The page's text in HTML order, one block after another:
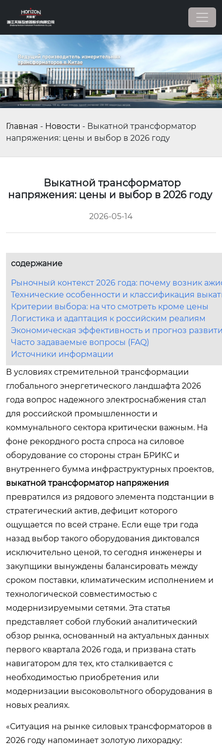
Главная - Новости - Выкатной трансформатор
напряжения: цены и выбор в 2026 году
Выкатной трансформатор
напряжения: цены и выбор в 2026 году
2026-05-14
содержание
Рыночный контекст 2026 года: почему возник
Технические особенности и классификация
Критерии выбора: на что смотреть кроме цены
Логистика и адаптация к российским реалиям
Экономическая эффективность и прогноз
Часто задаваемые вопросы (FAQ)
Источники информации
В условиях стремительной трансформации
глобального энергетического ландшафта 2026
года вопрос надежного электроснабжения стал
для российской промышленности и
коммунального сектора критически важным. На
фоне рекордного роста спроса на силовое
оборудование со стороны стран БРИКС и
внутреннего бумма инфраструктурных проектов,
выкатной трансформатор напряжения
превратился из рядового элемента подстанции в
стратегический актив, дефицит которого
ощущается по всей стране. Если еще три года
назад выбор такого оборудования диктовался
исключительно ценой, то сегодня инженеры и
закупщики вынуждены балансировать между
сроком поставки, климатическим исполнением и
технологической совместимостью с
модернизируемыми сетями. Эта статья
представляет собой глубокий аналитический
обзор рынка, основанный на актуальных данных
первого квартала 2026 года, и призвана стать
навигатором для тех, кто сталкивается с
необходимостью приобретения или
модернизации высоковольтного оборудования в
новых реалиях.
«Ситуация на рынке силовых трансформаторов в
2026 году напоминает золотую лихорадку: